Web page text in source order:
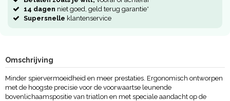
14 dagen niet goed, geld terug garantie*
Supersnelle klantenservice
Omschrijving
Minder spiervermoeidheid en meer prestaties. Ergonomisch ontworpen
met de hoogste precisie voor de voorwaartse leunende
bovenlichaamspositie van triatlon en met speciale aandacht op de